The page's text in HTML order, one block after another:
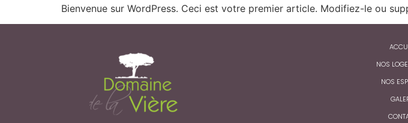
Bienvenue sur WordPress. Ceci est votre premier article. Modifiez-le ou
NOS
NOS